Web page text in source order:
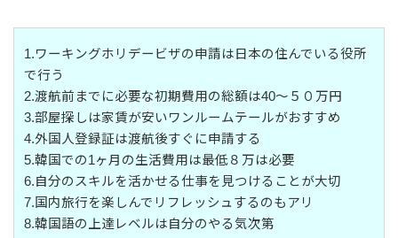
1.ワーキングホリデービザの申請は日本の住んでいる役所
で行う
2.渡航前までに必要な初期費用の総額は40〜５０万円
3.部屋探しは家賃が安いワンルームテールがおすすめ
4.外国人登録証は渡航後すぐに申請する
5.韓国での1ヶ月の生活費用は最低８万は必要
6.自分のスキルを活かせる仕事を見つけることが大切
7.国内旅行を楽しんでリフレッシュするのもアリ
8.韓国語の上達レベルは自分のやる気次第